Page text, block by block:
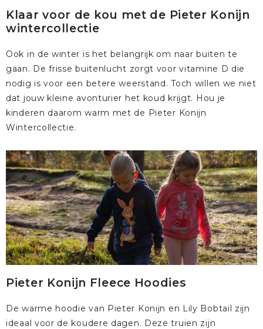
Klaar voor de kou met de Pieter Konijn
wintercollectie
Ook in de winter is het belangrijk om naar buiten te
gaan. De frisse buitenlucht zorgt voor vitamine D die
nodig is voor een betere weerstand. Toch willen we niet
dat jouw kleine avonturier het koud krijgt. Hou je
kinderen daarom warm met de Pieter Konijn
Wintercollectie.
Pieter Konijn Fleece Hoodies
De warme hoodie van Pieter Konijn en Lily Bobtail zijn
ideaal voor de koudere dagen. Deze truien zijn